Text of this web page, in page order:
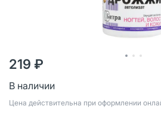
219 ₽
В наличии
Цена действительна при оформлении